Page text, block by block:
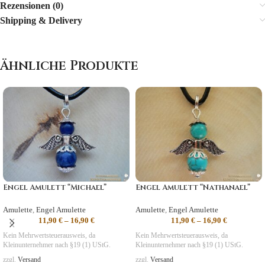
Rezensionen (0)
Shipping & Delivery
Ähnliche Produkte
Engel Amulett “Michael”
Amulette Engel Amulette
11,90 €– 16,90 €
Kein Mehrwertsteuerausweis, da
Kleinunternehmer nach §19 (1) UStG.
zzgl. Versand
Engel Amulett “Nathanael”
Amulette Engel Amulette
11,90 €– 16,90 €
Kein Mehrwertsteuerausweis, da
Kleinunternehmer nach §19 (1) UStG.
zzgl. Versand